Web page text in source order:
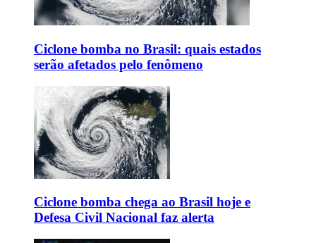
Ciclone bomba no Brasil: quais estados
serão afetados pelo fenômeno
Ciclone bomba chega ao Brasil hoje e
Defesa Civil Nacional faz alerta